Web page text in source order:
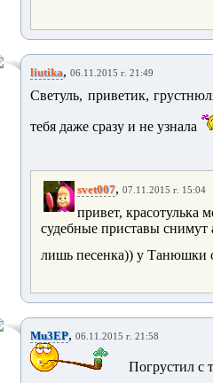
liutika, 06.11.2015 г. 21:49
Светуль, приветик,
тебя даже сразу и не узнала
svet007, 07.11.2015 г. 15:04
привет, красотулька
судебные приставы снимут
лишь песенка)) у Танюшки
Mu3EP, 06.11.2015 г. 21:58
Погрустил с